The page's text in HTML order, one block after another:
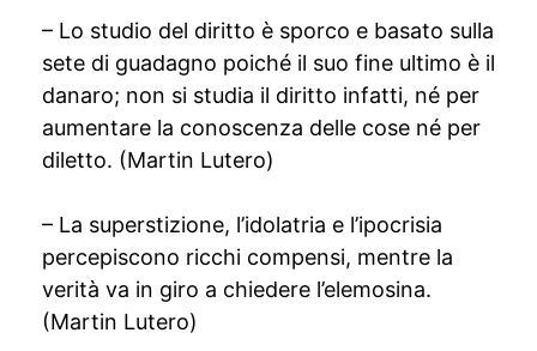
– Lo studio del diritto è sporco e basato sulla
sete di guadagno poiché il suo fine ultimo è il
danaro; non si studia il diritto infatti, né per
aumentare la conoscenza delle cose né per
diletto. (Martin Lutero)
– La superstizione, l’idolatria e l’ipocrisia
percepiscono ricchi compensi, mentre la
verità va in giro a chiedere l’elemosina.
(Martin Lutero)